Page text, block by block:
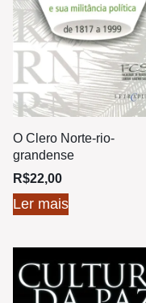
O Clero Norte-rio-
grandense
R$22,00
Ler mais